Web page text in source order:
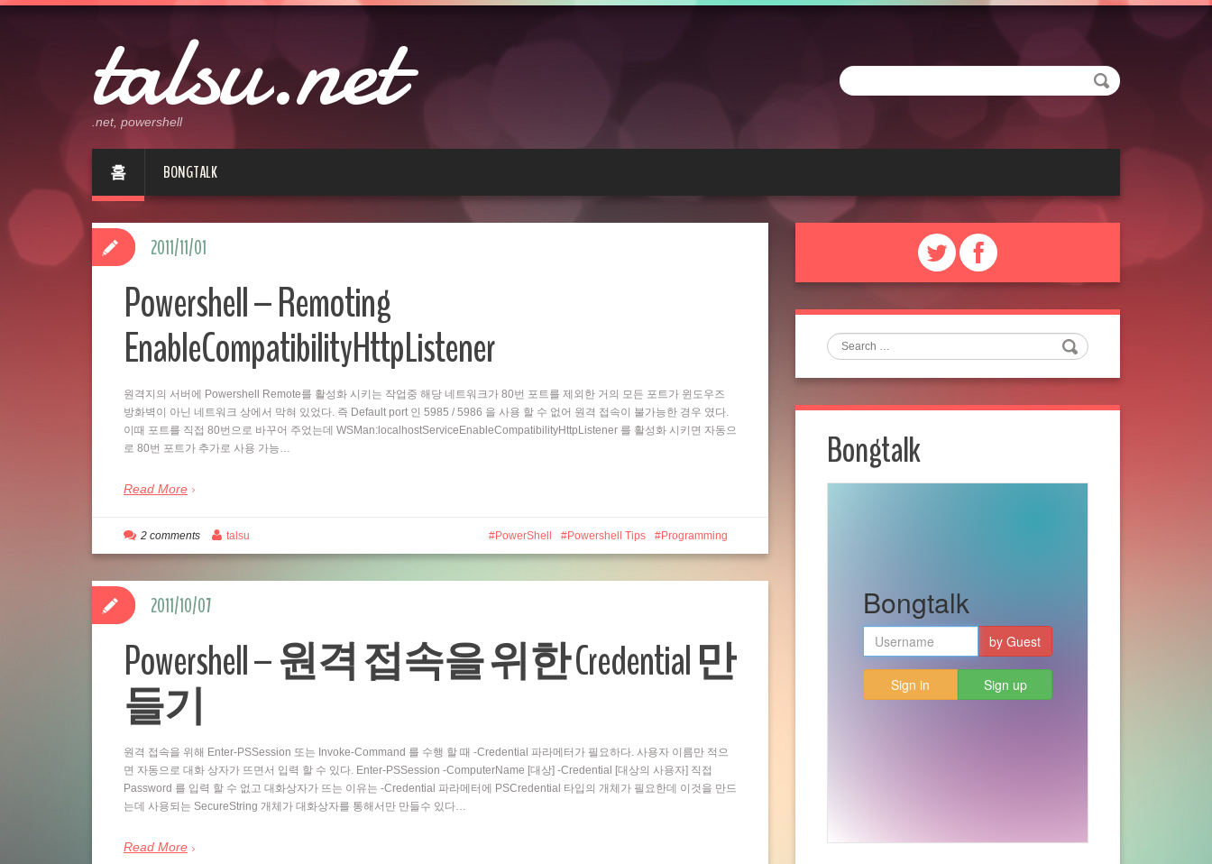
talsu.net
.net, powershell
홈 BONGTALK
Powershell – Remoting
EnableCompatibilityHttpListener
원격지의 서버에 Powershell Remote를 활성화 시키는 작업중 해당 네트워크가 80번 포트를 제외한 거의 모든 포트가 윈도우즈
방화벽이 아닌 네트워크 상에서 막혀 있었다. 즉 Default port 인 5985 / 5986 을 사용 할 수 없어 원격 접속이 불가능한 경우 였다.
이때 포트를 직접 80번으로 바꾸어 주었는데 WSMan:localhostServiceEnableCompatibilityHttpListener 를 활성화 시키면 자동으
로 80번 포트가 추가로 사용 가능…
Read More
2011/11/01
PowerShell Powershell Tips Programming
2 comments talsu
Powershell – 원격 접속을 위한 Credential 만
들기
원격 접속을 위해 Enter-PSSession 또는 Invoke-Command 를 수행 할 때 -Credential 파라메터가 필요하다. 사용자 이름만 적으
면 자동으로 대화 상자가 뜨면서 입력 할 수 있다. Enter-PSSession -ComputerName [대상] -Credential [대상의 사용자] 직접
Password 를 입력 할 수 없고 대화상자가 뜨는 이유는 -Credential 파라메터에 PSCredential 타입의 개체가 필요한데 이것을 만드
는데 사용되는 SecureString 개체가 대화상자를 통해서만 만들수 있다…
Read More
2011/10/07
Search
Bongtalk